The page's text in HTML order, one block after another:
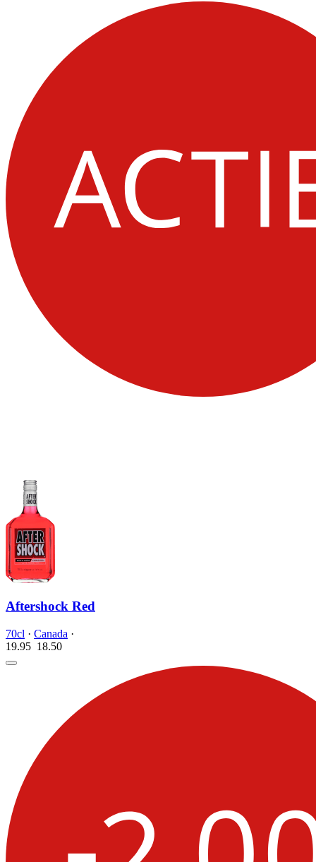
Aftershock Red
70cl · Canada ·
19.95 18.50